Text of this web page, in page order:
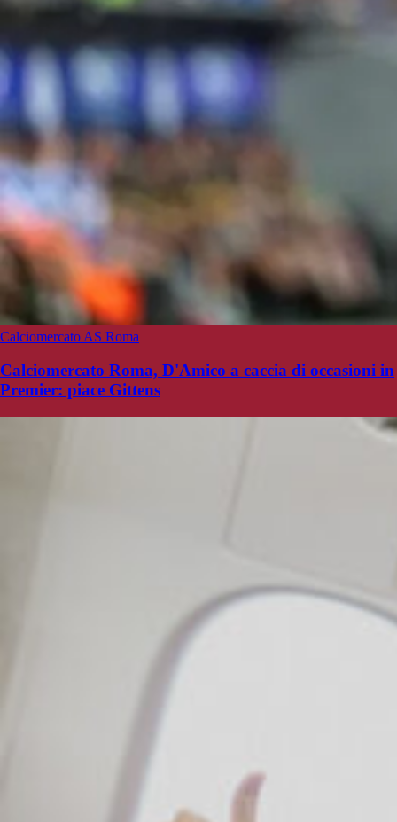
Calciomercato AS Roma
Calciomercato Roma, D'Amico a caccia di occasioni in
Premier: piace Gittens